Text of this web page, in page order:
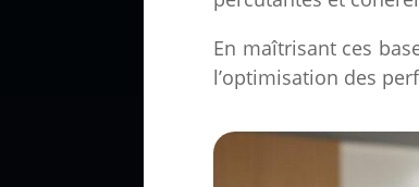
En maîtrisant ces
l’optimisation des